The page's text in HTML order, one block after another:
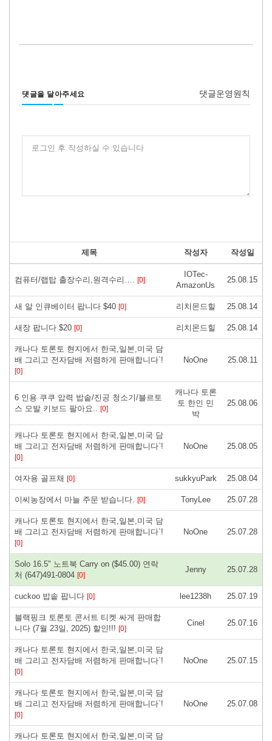
댓글을 달아주세요 댓글운영원칙
로그인 후 작성하실 수 있습니다
제목 작성자 작성일
컴퓨터/랩탑 출장수리,원격수리…. [0]
IOTec-
AmazonUs
25.08.15
새 알 인큐베이터 팝니다 $40 [0] 리치몬드힐 25.08.14
새장 팝니다 $20 [0] 리치몬드힐 25.08.14
캐나다 토론토 현지에서 한국,일본,미국 담
배 그리고 전자담배 저렴하게 판매합니다`!
[0]
NoOne 25.08.11
6 인용 쿠쿠 압력 밥솥/진공 청소기/블르토
스 모발 키보드 팔아요.. [0]
캐나다 토론
토 한인 민
박
25.08.06
캐나다 토론토 현지에서 한국,일본,미국 담
배 그리고 전자담배 저렴하게 판매합니다`!
[0]
NoOne 25.08.05
여자용 골프채 [0] sukkyuPark 25.08.04
이씨농장에서 마늘 주문 받습니다. [0] TonyLee 25.07.28
캐나다 토론토 현지에서 한국,일본,미국 담
배 그리고 전자담배 저렴하게 판매합니다`!
[0]
NoOne 25.07.28
Solo 16.5" 노트북 Carry on ($45.00) 연락
처 (647)491-0804 [0]
Jenny 25.07.28
cuckoo 밥솥 팝니다 [0] lee1238h 25.07.19
블랙핑크 토론토 콘서트 티켓 싸게 판매합
니다 (7월 23일, 2025) 할인!!! [0]
Cinel 25.07.16
캐나다 토론토 현지에서 한국,일본,미국 담
배 그리고 전자담배 저렴하게 판매합니다`!
[0]
NoOne 25.07.15
캐나다 토론토 현지에서 한국,일본,미국 담
배 그리고 전자담배 저렴하게 판매합니다`!
[0]
NoOne 25.07.08
캐나다 토론토 현지에서 한국,일본,미국 담